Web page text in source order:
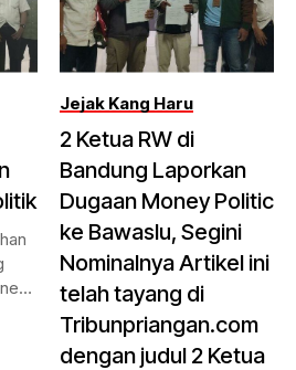
Jejak Kang Haru
2 Ketua RW di
Bandung Laporkan
Dugaan Money Politic
ke Bawaslu, Segini
Nominalnya Artikel ini
telah tayang di
Tribunpriangan.com
dengan judul 2 Ketua